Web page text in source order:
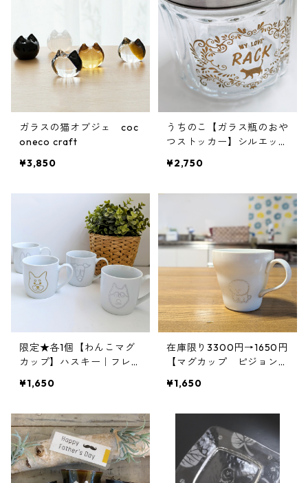
ガラスの猫オブジェ coc
oneco craft
¥3,850
うちのこ【ガラス瓶のおや
つストッカー】シルエット
ドストッカー
¥2,750
限定★各1個【わんこマグ
カップ】ハスキー｜フレン
シバ犬｜彫刻
¥1,650
在庫限り3300円→1650円
【マグカップ ピジョンフ
犬種マグ
¥1,650